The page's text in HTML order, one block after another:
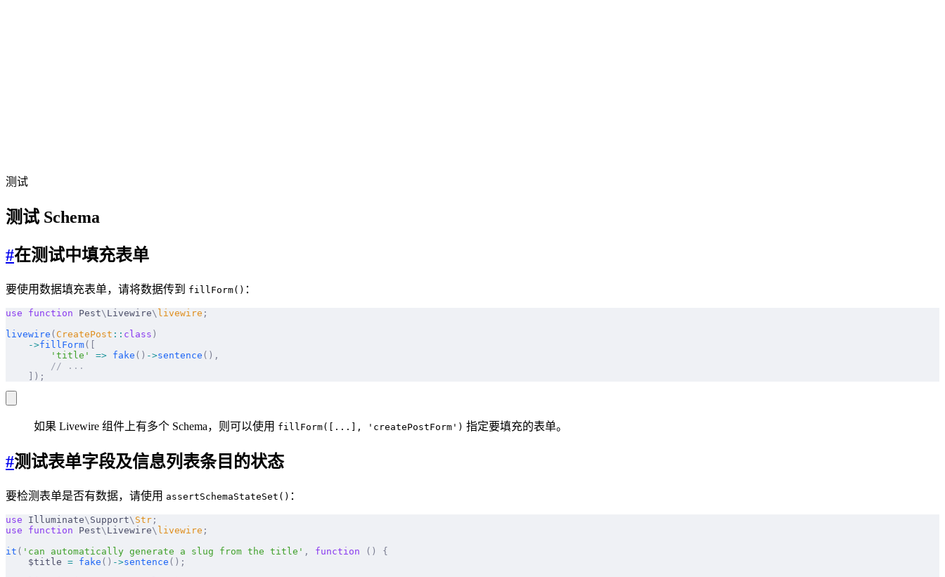
测试
测试 Schema
#在测试中填充表单
要使用数据填充表单，请将数据传到 fillForm() ：
use function Pest\ Livewire\ livewire ;
livewire ( CreatePost :: class )
    ->
fillForm([
        'title'
=> fake () ->sentence (),
        // ...
    ]);
如果 Livewire 组件上有多个 Schema，则可以使用 fillForm([...], 'createPostForm') 指定要填充的表单。
#测试表单字段及信息列表条目的状态
要检测表单是否有数据，请使用 assertSchemaStateSet() ：
use Illuminate\ Support\ Str ;
use function Pest\ Livewire\ livewire ;
it ( 'can automatically generate a slug from the title' , function ()
{
    $title
= fake () ->sentence ();